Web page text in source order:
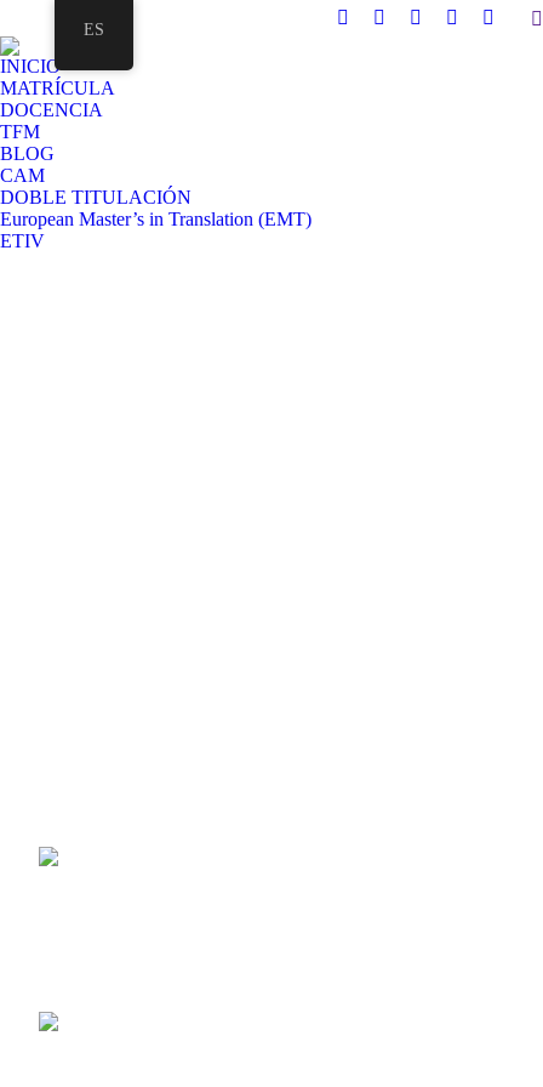
INICIO
MATRÍCULA
DOCENCIA
TFM
BLOG
CAM
DOBLE TITULACIÓN
European Master’s in Translation (EMT)
ETIV
ES